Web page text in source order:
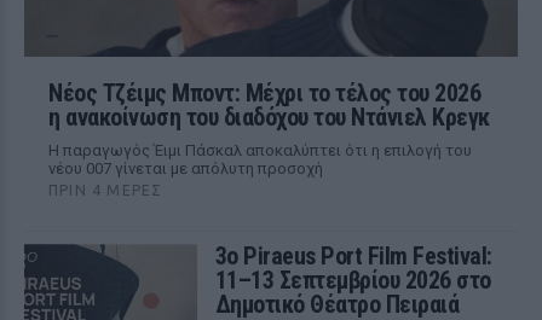
Νέος Τζέιμς Μποντ: Μέχρι το τέλος του 2026
η ανακοίνωση του διαδόχου του Ντάνιελ Κρεγκ
Η παραγωγός Έιμι Πάσκαλ αποκαλύπτει ότι η επιλογή του
νέου 007 γίνεται με απόλυτη προσοχή
ΠΡΙΝ 4 ΜΈΡΕΣ
3ο Piraeus Port Film Festival:
11–13 Σεπτεμβρίου 2026 στο
Δημοτικό Θέατρο Πειραιά